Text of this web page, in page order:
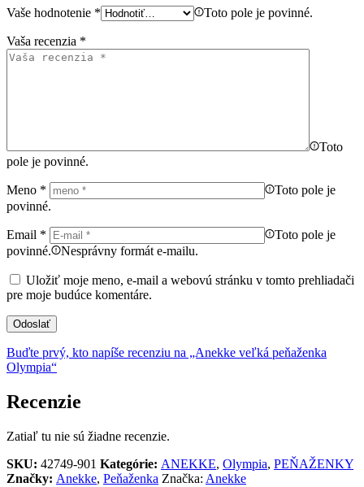
Vaše hodnotenie * Toto pole je povinné.
Vaša recenzia *
Toto
pole je povinné.
Meno *
Toto pole je
povinné.
Email *
Toto pole je
povinné.
Nesprávny formát e-mailu.
Uložiť moje meno, e-mail a webovú stránku v tomto prehliadači
pre moje budúce komentáre.
Buďte prvý, kto napíše recenziu na „Anekke veľká peňaženka
Olympia“
Recenzie
Zatiaľ tu nie sú žiadne recenzie.
SKU: 42749-901 Kategórie: ANEKKE, Olympia, PEŇAŽENKY
Značky: Anekke, Peňaženka Značka: Anekke